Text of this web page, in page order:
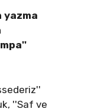
yazma
''Saf ve